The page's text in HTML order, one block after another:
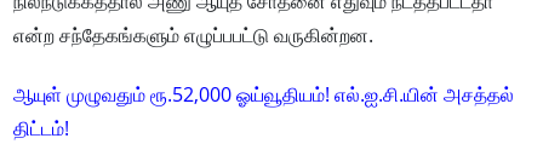
என்ற சந்தேகங்களும் எழுப்பபட்டு வருகின்றன.
ஆயுள் முழுவதும் ரூ.52,000 ஓய்வூதியம்! எல்.ஐ.சி.யின் அசத்தல்
திட்டம்!